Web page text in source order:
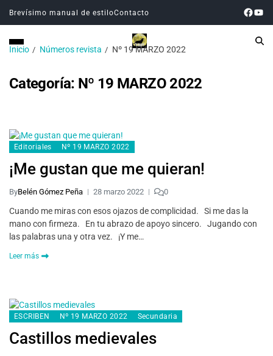
Brevísimo manual de estiloContacto
Inicio Números revista Nº 19 MARZO 2022
Categoría: Nº 19 MARZO 2022
Editoriales Nº 19 MARZO 2022
¡Me gustan que me quieran!
ByBelén Gómez Peña 28 marzo 2022 0
Cuando me miras con esos ojazos de complicidad. Si me das la
mano con firmeza. En tu abrazo de apoyo sincero. Jugando con
las palabras una y otra vez. ¡Y me…
Leer más
ESCRIBEN Nº 19 MARZO 2022 Secundaria
Castillos medievales